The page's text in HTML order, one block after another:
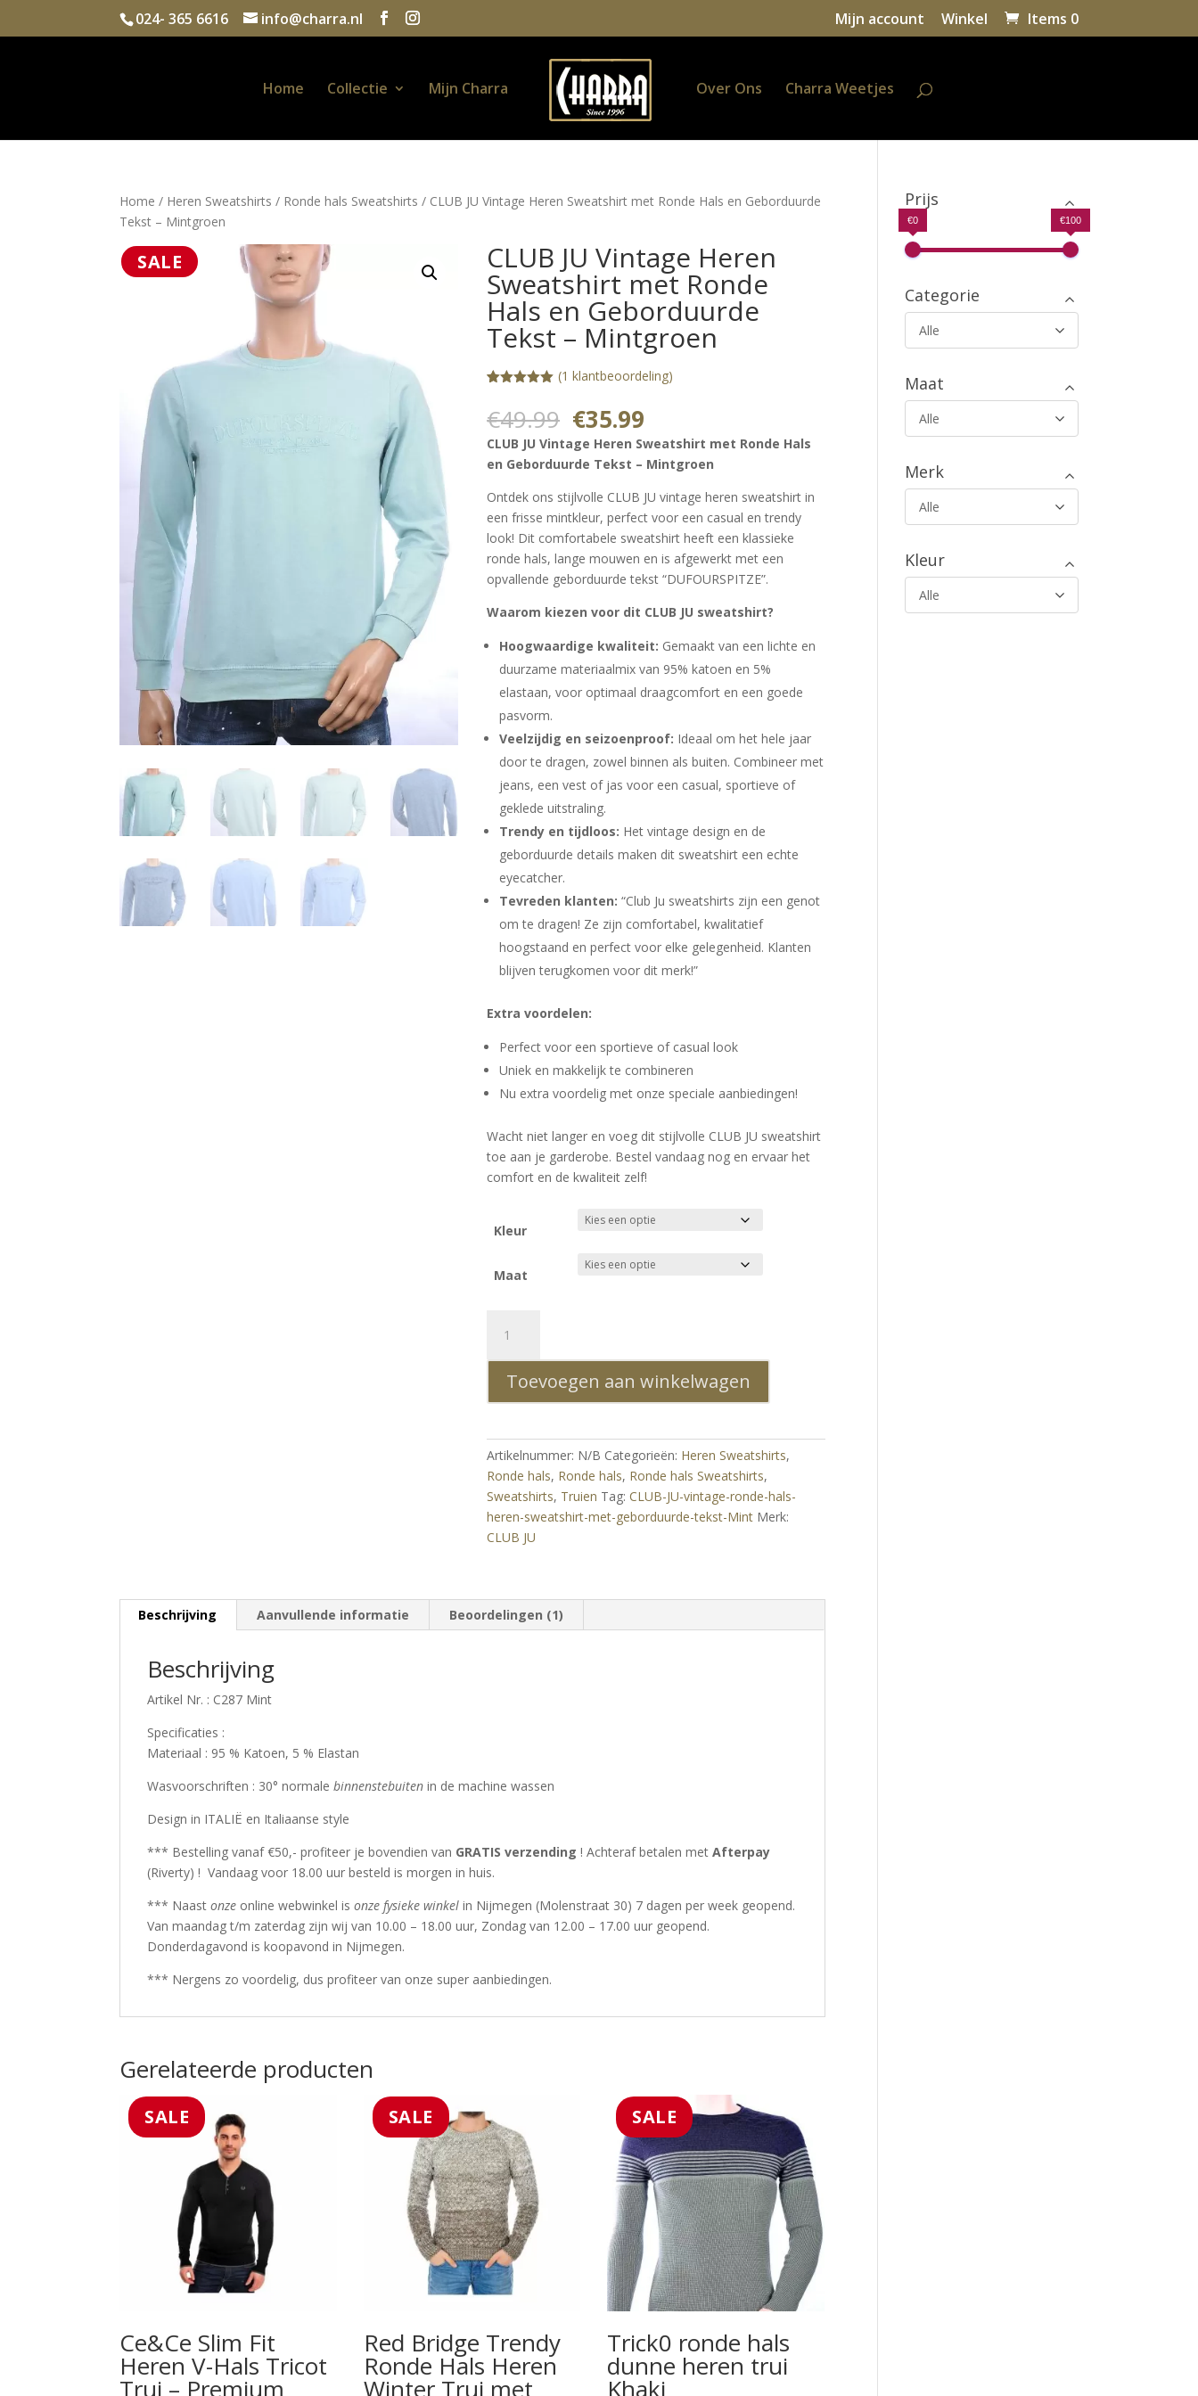
024- 365 6616 info@charra.nl Mijn account Winkel Items 0
Home Collectie Mijn Charra Over Ons Charra Weetjes
Home / Heren Sweatshirts / Ronde hals Sweatshirts / CLUB JU Vintage Heren Sweatshirt met Ronde Hals en Geborduurde
Tekst – Mintgroen
SALE CLUB JU Vintage Heren
Sweatshirt met Ronde
Hals en Geborduurde
Tekst – Mintgroen
gebaseerd
klantbeoorde
(1 klantbeoordeling)
€49.99 Oorspronkelijke
prijs
was:
€49.99.
€35.99
prijs
is:
€35.99.
CLUB JU Vintage Heren Sweatshirt met Ronde Hals
en Geborduurde Tekst – Mintgroen
Ontdek ons stijlvolle CLUB JU vintage heren sweatshirt in
een frisse mintkleur, perfect voor een casual en trendy
look! Dit comfortabele sweatshirt heeft een klassieke
ronde hals, lange mouwen en is afgewerkt met een
opvallende geborduurde tekst “DUFOURSPITZE”.
Waarom kiezen voor dit CLUB JU sweatshirt?
Hoogwaardige kwaliteit: Gemaakt van een lichte en
duurzame materiaalmix van 95% katoen en 5%
elastaan, voor optimaal draagcomfort en een goede
pasvorm.
Veelzijdig en seizoenproof: Ideaal om het hele jaar
door te dragen, zowel binnen als buiten. Combineer met
jeans, een vest of jas voor een casual, sportieve of
geklede uitstraling.
Trendy en tijdloos: Het vintage design en de
geborduurde details maken dit sweatshirt een echte
eyecatcher.
Tevreden klanten: “Club Ju sweatshirts zijn een genot
om te dragen! Ze zijn comfortabel, kwalitatief
hoogstaand en perfect voor elke gelegenheid. Klanten
blijven terugkomen voor dit merk!”
Extra voordelen:
Perfect voor een sportieve of casual look
Uniek en makkelijk te combineren
Nu extra voordelig met onze speciale aanbiedingen!
Wacht niet langer en voeg dit stijlvolle CLUB JU sweatshirt
toe aan je garderobe. Bestel vandaag nog en ervaar het
comfort en de kwaliteit zelf!
Kleur
Maat
Vintage
Heren
Sweatshirt
Ronde
Hals
en
Geborduurde
Tekst
–
Toevoegen aan winkelwagen
Artikelnummer: N/B Categorieën: Heren Sweatshirts,
Ronde hals, Ronde hals, Ronde hals Sweatshirts,
Sweatshirts, Truien Tag:CLUB-JU-vintage-ronde-hals-
heren-sweatshirt-met-geborduurde-tekst-Mint Merk:
CLUB JU
Beschrijving Aanvullende informatie Beoordelingen (1)
Beschrijving
Artikel Nr. : C287 Mint
Specificaties :
Materiaal : 95 % Katoen, 5 % Elastan
Wasvoorschriften : 30° normalebinnenstebuitenin de machine wassen
Design in ITALIË en Italiaanse style
*** Bestelling vanaf €50,- profiteer je bovendien van GRATIS verzending! Achteraf betalen metAfterpay
(Riverty) ! Vandaag voor 18.00 uur besteld is morgen in huis.
*** Naastonze online webwinkel isonze fysieke winkel in Nijmegen (Molenstraat 30) 7 dagen per week geopend.
Van maandag t/m zaterdag zijn wij van 10.00 – 18.00 uur, Zondag van 12.00 – 17.00 uur geopend.
Donderdagavond is koopavond in Nijmegen.
*** Nergens zo voordelig, dus profiteer van onze super aanbiedingen.
Gerelateerde producten
SALE
Ce&Ce Slim Fit
Heren V-Hals Tricot
Trui – Premium
SALE
Red Bridge Trendy
Ronde Hals Heren
Winter Trui met
SALE
Trick0 ronde hals
dunne heren trui
Khaki
Prijs
€0 €100
Categorie
Alle
Maat
Alle
Merk
Alle
Kleur
Alle